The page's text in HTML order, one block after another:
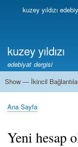
Birincilkuzey yıldızı
kuzey yıldızı
edebiyat dergisi
İkincil
Show — İkincil
1
2
3
4
5
6
7
8
9
10
11
12
13
Sayfa
Ana Sayfa
Yeni hesap